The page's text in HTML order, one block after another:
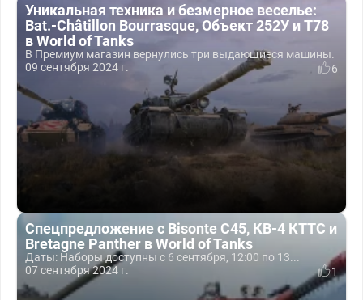
Уникальная техника и безмерное веселье:
Bat.-Châtillon Bourrasque, Объект 252У и T78
в World of Tanks
В Премиум магазин вернулись три выдающиеся машины.
09 сентября 2024 г.
6
Спецпредложение с Bisonte C45, КВ-4 КТТС и
Bretagne Panther в World of Tanks
Даты: Наборы доступны с 6 сентября, 12:00 по 13...
07 сентября 2024 г.
1